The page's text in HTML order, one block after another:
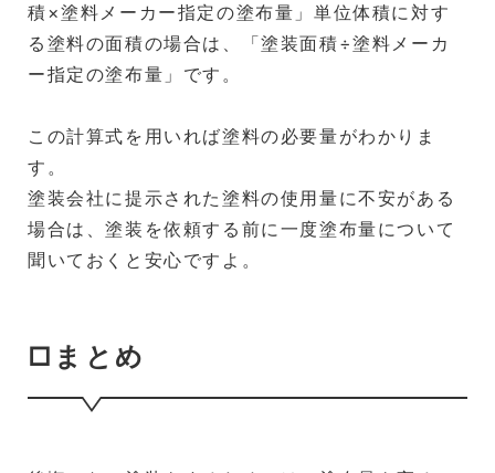
積×塗料メーカー指定の塗布量」単位体積に対す
る塗料の面積の場合は、「塗装面積÷塗料メーカ
ー指定の塗布量」です。
この計算式を用いれば塗料の必要量がわかりま
す。
塗装会社に提示された塗料の使用量に不安がある
場合は、塗装を依頼する前に一度塗布量について
聞いておくと安心ですよ。
□まとめ